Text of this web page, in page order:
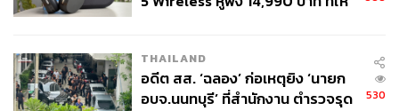
THAILAND
อดีต สส. ‘ฉลอง’ ก่อเหตุยิง ‘นายก
อบจ.นนทบุรี’ ที่สำนักงาน ตำรวจรุด
530